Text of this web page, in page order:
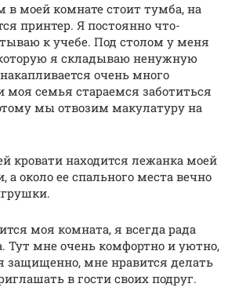
в моей комнате стоит тумба, на
принтер. Я постоянно что-
к учебе. Под столом у меня
которую я складываю ненужную
очень много
семья стараемся заботиться
мы отвозим макулатуру на
кровати находится лежанка моей
а около ее спального места вечно
моя комната, я всегда рада
Тут мне очень комфортно и уютно,
защищенно, мне нравится делать
в гости своих подруг.